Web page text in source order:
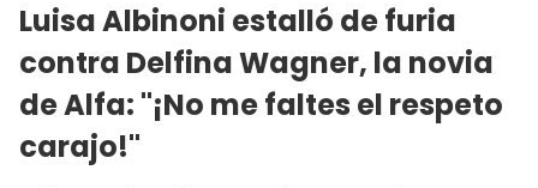
Luisa Albinoni estalló de furia
contra Delfina Wagner, la novia
de Alfa: "¡No me faltes el respeto
carajo!"